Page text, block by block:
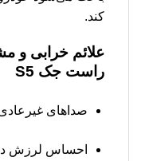
کند.
علائم خرابی و
راست جک S5
صداهای
احساس لرزش